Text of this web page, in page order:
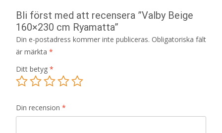
Bli först med att recensera ”Valby Beige
160×230 cm Ryamatta”
Din e-postadress kommer inte publiceras. Obligatoriska fält
är märkta *
Ditt betyg *
Din recension *